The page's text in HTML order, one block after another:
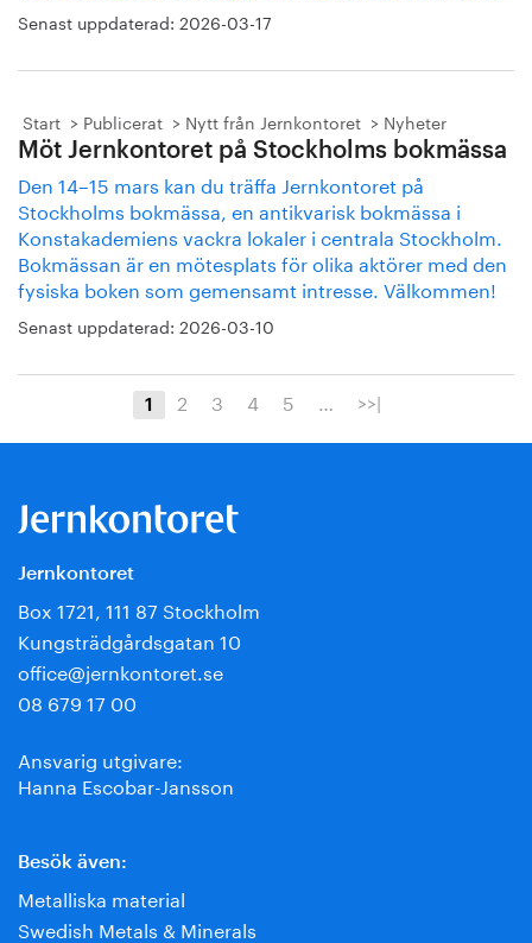
Senast uppdaterad: 2026-03-17
Start Publicerat Nytt från Jernkontoret Nyheter
Möt Jernkontoret på Stockholms bokmässa
Den 14–15 mars kan du träffa Jernkontoret på
Stockholms bokmässa, en antikvarisk bokmässa i
Konstakademiens vackra lokaler i centrala Stockholm.
Bokmässan är en mötesplats för olika aktörer med den
fysiska boken som gemensamt intresse. Välkommen!
Senast uppdaterad: 2026-03-10
1 2 3 4 5 … >>|
Jernkontoret
Box 1721, 111 87 Stockholm
Kungsträdgårdsgatan 10
office@jernkontoret.se
08 679 17 00
Ansvarig utgivare:
Hanna Escobar-Jansson
Besök även:
Metalliska material
Swedish Metals & Minerals